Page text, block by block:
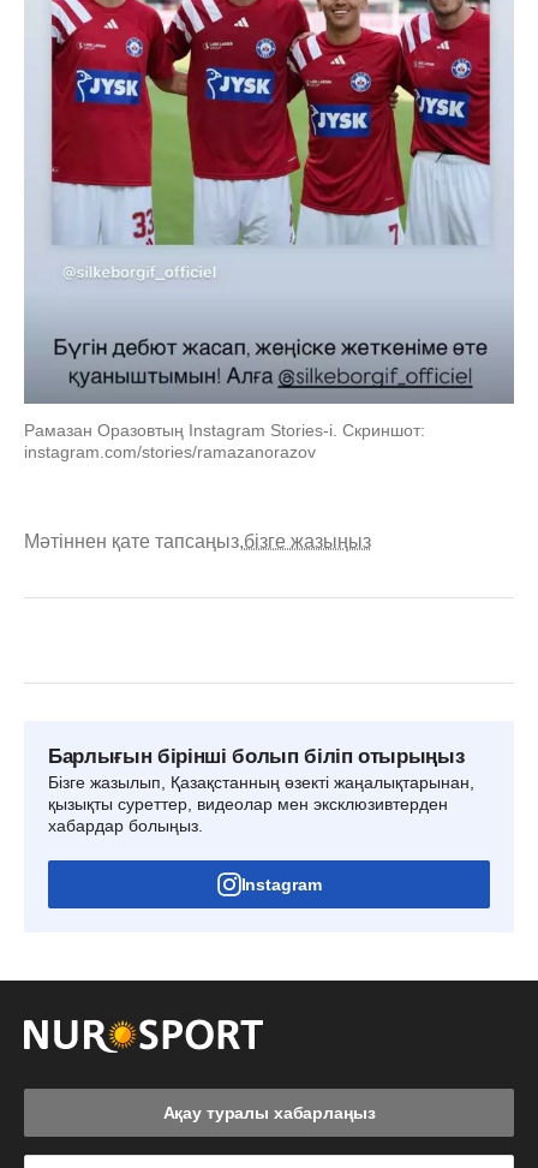
Рамазан Оразовтың Instagram Stories-і. Скриншот:
instagram.com/stories/ramazanorazov
Мәтіннен қате тапсаңыз,бізге жазыңыз
Барлығын бірінші болып біліп отырыңыз
Бізге жазылып, Қазақстанның өзекті жаңалықтарынан,
қызықты суреттер, видеолар мен эксклюзивтерден
хабардар болыңыз.
Instagram
Ақау туралы хабарлаңыз